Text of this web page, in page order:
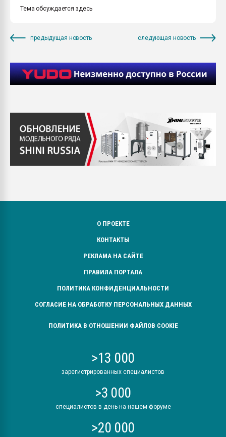
Тема обсуждается здесь
предыдущая новость следующая новость
О ПРОЕКТЕ
КОНТАКТЫ
РЕКЛАМА НА САЙТЕ
ПРАВИЛА ПОРТАЛА
ПОЛИТИКА КОНФИДЕНЦИАЛЬНОСТИ
СОГЛАСИЕ НА ОБРАБОТКУ ПЕРСОНАЛЬНЫХ ДАННЫХ
ПОЛИТИКА В ОТНОШЕНИИ ФАЙЛОВ COOKIE
>13 000
зарегистрированных специалистов
>3 000
специалистов в день на нашем форуме
>20 000